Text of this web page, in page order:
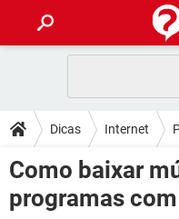
CELULAR
OUTLOOK
INSTAGRAM
DICAS
JOGOS
CELULAR
OUTLOOK
DOWNLOADS
JOGOS
FÓRUM
Dicas Internet
Como baixar
programas